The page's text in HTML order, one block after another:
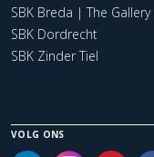
SBK Breda | The Gallery
SBK Dordrecht
SBK Zinder Tiel
VOLG ONS